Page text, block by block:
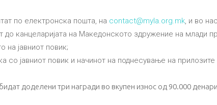
по електронска пошта, на contact@myla.org.mk, и во
до канцеларијата на Македонското здружение на млади
на јавниот повик;
јавниот повик и начинот на поднесување на
доделени три награди во вкупен износ од 90.000